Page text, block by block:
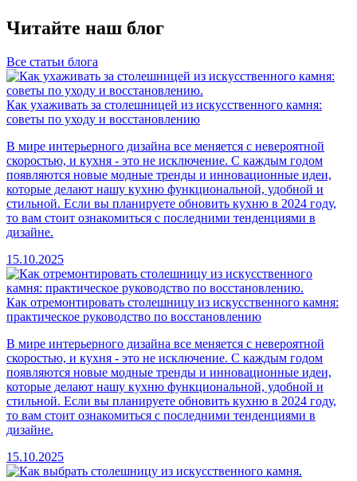
Читайте наш блог
Все статьи блога
Как ухаживать за столешницей из искусственного камня:
советы по уходу и восстановлению
В мире интерьерного дизайна все меняется с невероятной
скоростью, и кухня - это не исключение. С каждым годом
появляются новые модные тренды и инновационные идеи,
которые делают нашу кухню функциональной, удобной и
стильной. Если вы планируете обновить кухню в 2024 году,
то вам стоит ознакомиться с последними тенденциями в
дизайне.
15.10.2025
Как отремонтировать столешницу из искусственного камня:
практическое руководство по восстановлению
В мире интерьерного дизайна все меняется с невероятной
скоростью, и кухня - это не исключение. С каждым годом
появляются новые модные тренды и инновационные идеи,
которые делают нашу кухню функциональной, удобной и
стильной. Если вы планируете обновить кухню в 2024 году,
то вам стоит ознакомиться с последними тенденциями в
дизайне.
15.10.2025